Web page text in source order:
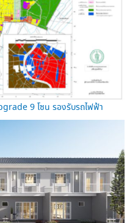
9 โซน รองรับรถไฟฟ้า